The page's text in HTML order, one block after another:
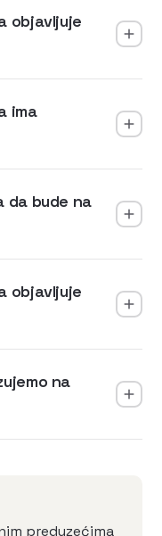
objavljuje
ima
da bude na
objavljuje
na
preduzećima